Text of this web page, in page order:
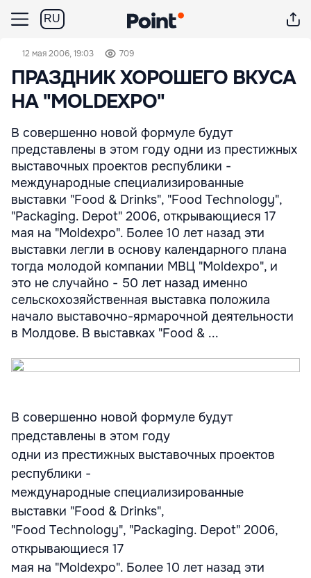
RU
12 мая 2006, 19:03 709
ПРАЗДНИК ХОРОШЕГО ВКУСА
НА "MOLDEXPO"
В совершенно новой формуле будут
представлены в этом году одни из престижных
выставочных проектов республики -
международные специализированные
выставки "Food & Drinks", "Food Technology",
"Packaging. Depot" 2006, открывающиеся 17
мая на "Moldexpo". Более 10 лет назад эти
выставки легли в основу календарного плана
тогда молодой компании МВЦ "Moldexpo", и
это не случайно - 50 лет назад именно
сельскохозяйственная выставка положила
начало выставочно-ярмарочной деятельности
в Молдове. В выставках "Food & ...
В совершенно новой формуле будут
представлены в этом году
одни из престижных выставочных проектов
республики -
международные специализированные
выставки "Food & Drinks",
"Food Technology", "Packaging. Depot" 2006,
открывающиеся 17
мая на "Moldexpo". Более 10 лет назад эти